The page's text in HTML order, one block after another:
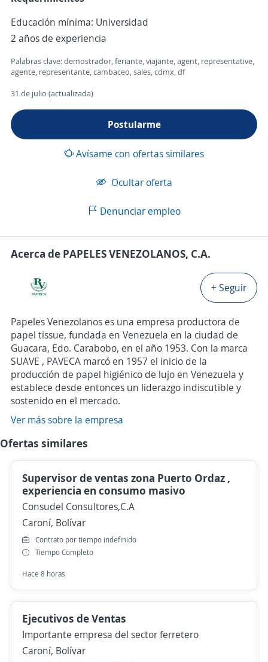
Educación mínima: Universidad
2 años de experiencia
Palabras clave: demostrador, feriante, viajante, agent, representative,
agente, representante, cambaceo, sales, cdmx, df
31 de julio (actualizada)
Postularme
Avísame con ofertas similares
Ocultar oferta
Denunciar empleo
Acerca de PAPELES VENEZOLANOS, C.A.
+ Seguir
Papeles Venezolanos es una empresa productora de
papel tissue, fundada en Venezuela en la ciudad de
Guacara, Edo. Carabobo, en el año 1953. Con la marca
SUAVE , PAVECA marcó en 1957 el inicio de la
producción de papel higiénico de lujo en Venezuela y
establece desde entonces un liderazgo indiscutible y
sostenido en el mercado.
Ver más sobre la empresa
Ofertas similares
Supervisor de ventas zona Puerto Ordaz ,
experiencia en consumo masivo
Consudel Consultores,C.A
Caroní, Bolívar
Contrato por tiempo indefinido
Tiempo Completo
Hace 8 horas
Ejecutivos de Ventas
Importante empresa del sector ferretero
Caroní, Bolívar